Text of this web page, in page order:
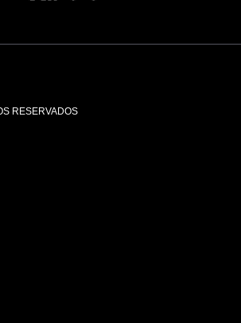
RESERVADOS